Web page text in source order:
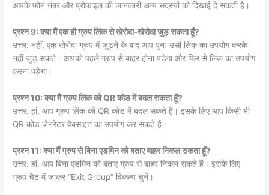
आपके फोन नंबर और प्रोफाइल की जानकारी अन्य सदस्यों को दिखाई दे सकती है।
प्रश्न 9: क्या मैं एक ही ग्रुप लिंक से खेरोदा-खेरोदा जुड़ सकता हूँ?
उत्तर: नहीं, एक खेरोदा ग्रुप में जुड़ने के बाद आप पुनः उसी लिंक का उपयोग करके
नहीं जुड़ सकते। आपको पहले ग्रुप से बाहर होना पड़ेगा और फिर से लिंक का उपयोग
करना पड़ेगा।
प्रश्न 10: क्या मैं ग्रुप लिंक को QR कोड में बदल सकता हूँ?
उत्तर: हां, आप ग्रुप लिंक को QR कोड में बदल सकते हैं। इसके लिए आप किसी भी
QR कोड जेनरेटर वेबसाइट का उपयोग कर सकते हैं।
प्रश्न 11: क्या मैं ग्रुप से बिना एडमिन को बताए बाहर निकल सकता हूँ?
उत्तर: हां, आप बिना एडमिन को बताए ग्रुप से बाहर निकल सकते हैं। इसके लिए
ग्रुप चैट में जाकर “Exit Group” विकल्प चुनें।